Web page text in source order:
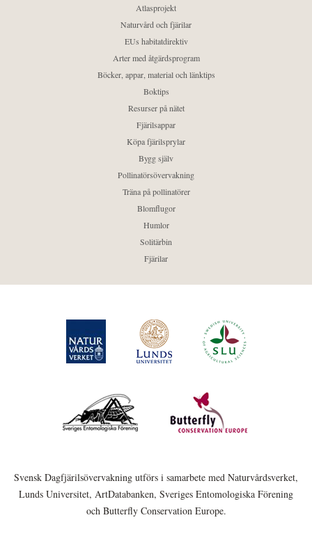
Atlasprojekt
Naturvård och fjärilar
EUs habitatdirektiv
Arter med åtgärdsprogram
Böcker, appar, material och länktips
Boktips
Resurser på nätet
Fjärilsappar
Köpa fjärilsprylar
Bygg själv
Pollinatörsövervakning
Träna på pollinatörer
Blomflugor
Humlor
Solitärbin
Fjärilar
Svensk Dagfjärilsövervakning utförs i samarbete med Naturvårdsverket,
Lunds Universitet, ArtDatabanken, Sveriges Entomologiska Förening
och Butterfly Conservation Europe.